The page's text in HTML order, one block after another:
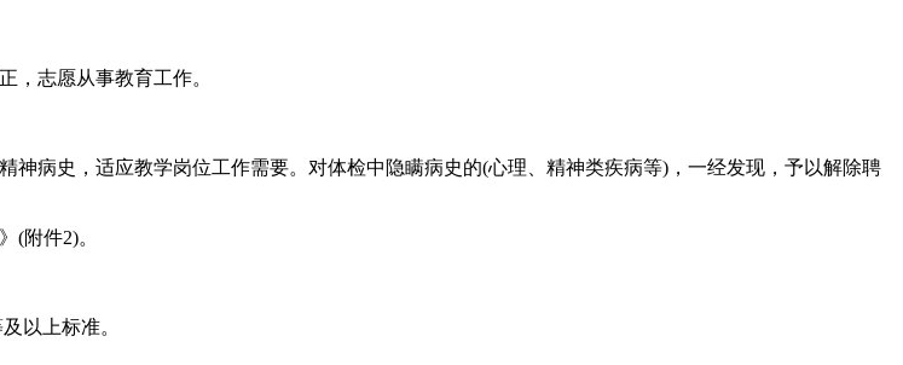
，志愿从事教育工作。
病史，适应教学岗位工作需要。对体检中隐瞒病史的(心理、精神类疾病等)，一经发现，予以解除聘
(附件2)。
以上标准。